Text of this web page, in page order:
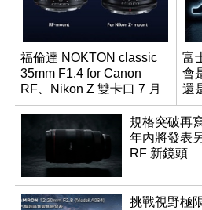
福倫達 NOKTON classic
35mm F1.4 for Canon
RF、Nikon Z 雙卡口 7 月
同步登台
富
會
還
規格突破再
年內將發表
RF 新鏡頭
挑戰視野極